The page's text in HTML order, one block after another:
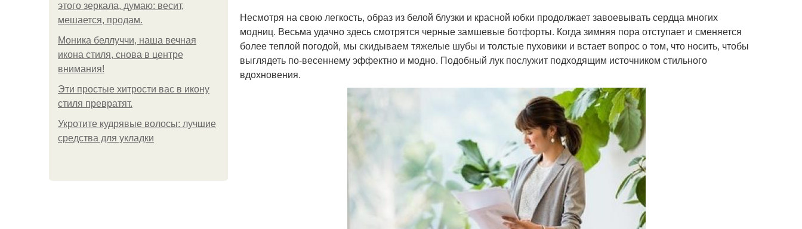
этого зеркала, думаю: весит,
мешается, продам.
Моника беллуччи, наша вечная
икона стиля, снова в центре
внимания!
Эти простые хитрости вас в икону
стиля превратят.
Укротите кудрявые волосы: лучшие
средства для укладки
Несмотря на свою легкость, образ из белой блузки и красной юбки продолжает завоевывать сердца многих
модниц. Весьма удачно здесь смотрятся черные замшевые ботфорты. Когда зимняя пора отступает и сменяется
более теплой погодой, мы скидываем тяжелые шубы и толстые пуховики и встает вопрос о том, что носить, чтобы
выглядеть по-весеннему эффектно и модно. Подобный лук послужит подходящим источником стильного
вдохновения.